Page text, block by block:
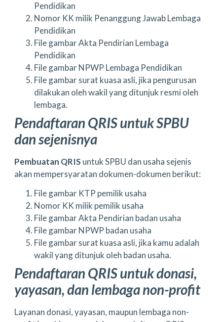
Pendidikan
Nomor KK milik Penanggung Jawab Lembaga
Pendidikan
File gambar Akta Pendirian Lembaga
Pendidikan
File gambar NPWP Lembaga Pendidikan
File gambar surat kuasa asli, jika pengurusan
dilakukan oleh wakil yang ditunjuk resmi oleh
lembaga.
Pendaftaran QRIS untuk SPBU
dan sejenisnya
Pembuatan QRIS untuk SPBU dan usaha sejenis
akan mempersyaratan dokumen-dokumen berikut:
File gambar KTP pemilik usaha
Nomor KK milik pemilik usaha
File gambar Akta Pendirian badan usaha
File gambar NPWP badan usaha
File gambar surat kuasa asli, jika kamu adalah
wakil yang ditunjuk oleh badan usaha.
Pendaftaran QRIS untuk donasi,
yayasan, dan lembaga non-profit
Layanan donasi, yayasan, maupun lembaga non-